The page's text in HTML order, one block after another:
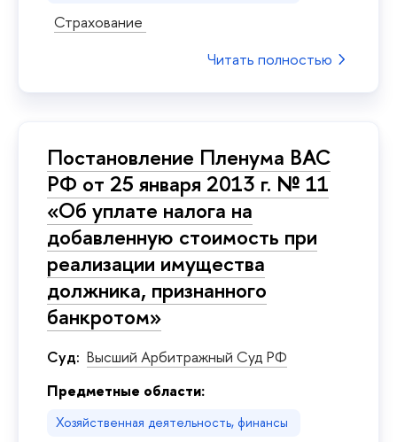
Страхование
Читать полностью
Постановление Пленума ВАС
РФ от 25 января 2013 г. № 11
«Об уплате налога на
добавленную стоимость при
реализации имущества
должника, признанного
банкротом»
Суд: Высший Арбитражный Суд РФ
Предметные области:
Хозяйственная деятельность, финансы